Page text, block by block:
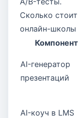
Сколько
онлайн-школы
Компонент
AI-генератор
презентаций
AI-коуч в LMS